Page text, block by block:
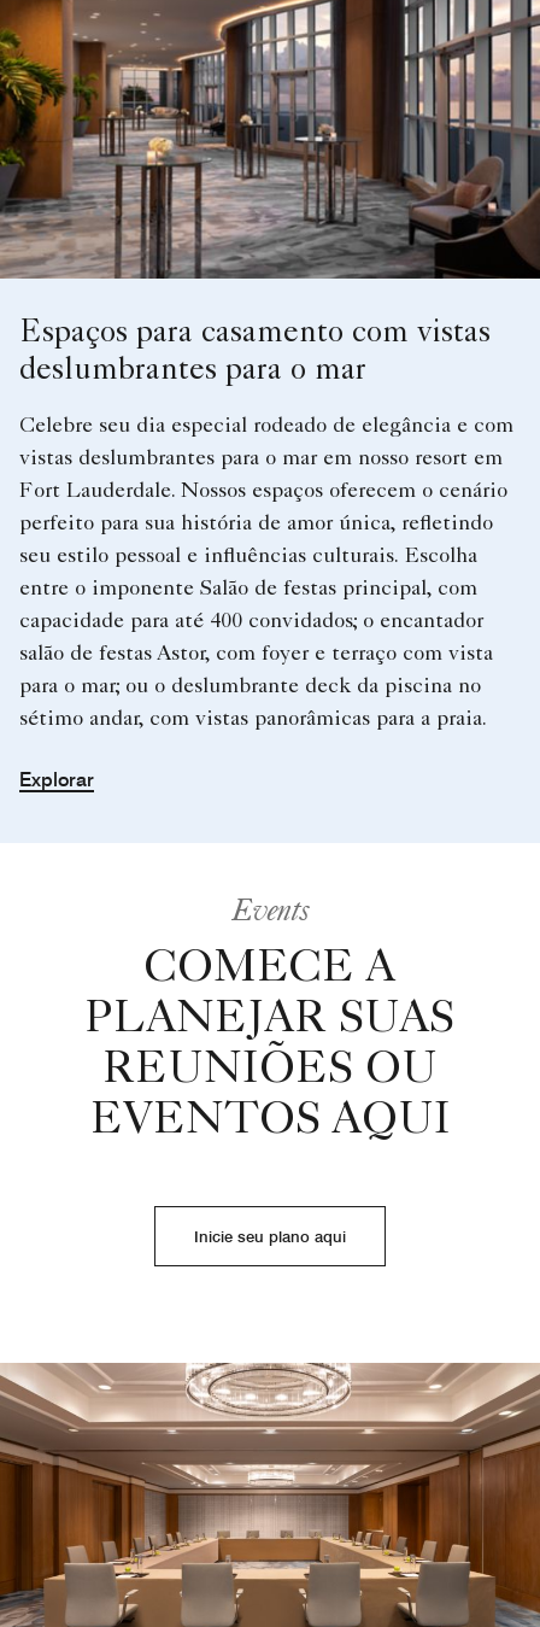
Espaços para casamento com vistas
deslumbrantes para o mar
Celebre seu dia especial rodeado de elegância e com
vistas deslumbrantes para o mar em nosso resort em
Fort Lauderdale. Nossos espaços oferecem o cenário
perfeito para sua história de amor única, refletindo
seu estilo pessoal e influências culturais. Escolha
entre o imponente Salão de festas principal, com
capacidade para até 400 convidados; o encantador
salão de festas Astor, com foyer e terraço com vista
para o mar; ou o deslumbrante deck da piscina no
sétimo andar, com vistas panorâmicas para a praia.
Explorar
Events
COMECE A
PLANEJAR SUAS
REUNIÕES OU
EVENTOS AQUI
Inicie seu plano aqui